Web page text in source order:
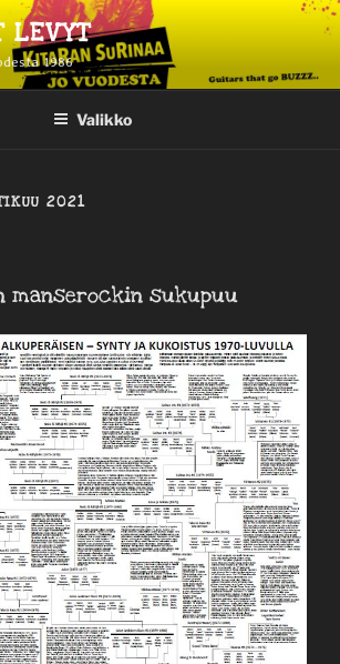
LEVYT
1986
Valikko
2021
manserockin sukupuu